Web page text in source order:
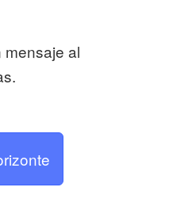
mensaje al